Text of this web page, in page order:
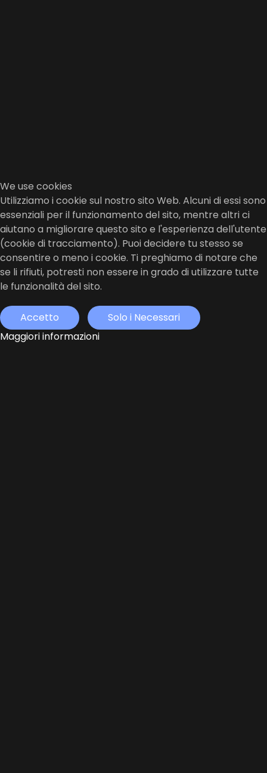
We use cookies
Utilizziamo i cookie sul nostro sito Web. Alcuni di essi sono
essenziali per il funzionamento del sito, mentre altri ci
aiutano a migliorare questo sito e l'esperienza dell'utente
(cookie di tracciamento). Puoi decidere tu stesso se
consentire o meno i cookie. Ti preghiamo di notare che
se li rifiuti, potresti non essere in grado di utilizzare tutte
le funzionalità del sito.
Accetto
Solo i Necessari
Maggiori informazioni